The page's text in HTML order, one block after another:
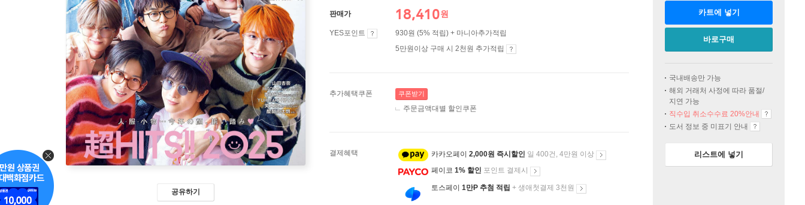
공유하기
판매가 18,410원
YES포인트
930원 (5% 적립) + 마니아추가적립
5만원이상 구매 시 2천원 추가적립
추가혜택쿠폰 쿠폰받기
주문금액대별 할인쿠폰
결제혜택 카카오페이 2,000원 즉시할인 일 400건, 4만원 이상
페이코 1% 할인 포인트 결제시
토스페이 1만P 추첨 적립 + 생애첫결제 3천원
카트에 넣기
바로구매
국내배송만 가능
해외 거래처 사정에 따라 품절/
지연 가능
직수입 취소수수료 20%안내
도서 정보 중 미표기 안내
리스트에 넣기